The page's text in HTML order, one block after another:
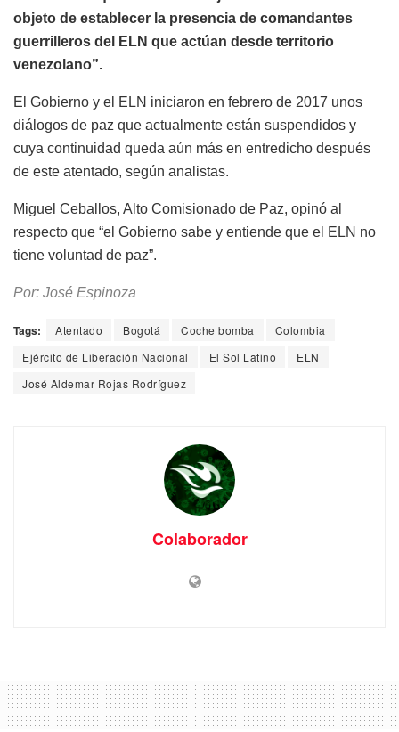
objeto de establecer la presencia de comandantes
guerrilleros del ELN que actúan desde territorio
venezolano”.
El Gobierno y el ELN iniciaron en febrero de 2017 unos
diálogos de paz que actualmente están suspendidos y
cuya continuidad queda aún más en entredicho después
de este atentado, según analistas.
Miguel Ceballos, Alto Comisionado de Paz, opinó al
respecto que “el Gobierno sabe y entiende que el ELN no
tiene voluntad de paz”.
Por: José Espinoza
Tags: Atentado Bogotá Coche bomba
Colombia
Ejército de Liberación Nacional
El Sol Latino
ELN
José Aldemar Rojas Rodríguez
Colaborador